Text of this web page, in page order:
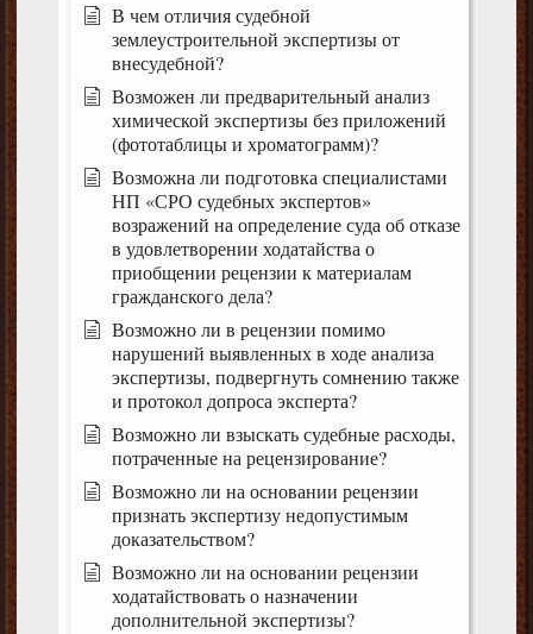
В чем отличия судебной
землеустроительной экспертизы от
внесудебной?
Возможен ли предварительный анализ
химической экспертизы без приложений
(фототаблицы и хроматограмм)?
Возможна ли подготовка специалистами
НП «СРО судебных экспертов»
возражений на определение суда об отказе
в удовлетворении ходатайства о
приобщении рецензии к материалам
гражданского дела?
Возможно ли в рецензии помимо
нарушений выявленных в ходе анализа
экспертизы, подвергнуть сомнению также
и протокол допроса эксперта?
Возможно ли взыскать судебные расходы,
потраченные на рецензирование?
Возможно ли на основании рецензии
признать экспертизу недопустимым
доказательством?
Возможно ли на основании рецензии
ходатайствовать о назначении
дополнительной экспертизы?